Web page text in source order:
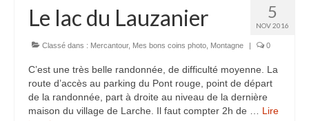
Chartreuse
Haut-Languedoc
Jura
Mercantour
5
NOV 2016
Le lac du Lauzanier
Classé dans : Mercantour, Mes bons coins photo Montagne | 0
C’est une très belle randonnée, de difficulté moyenne. La
route d’accès au parking du Pont rouge, point de départ
de la randonnée, part à droite au niveau de la dernière
maison du village de Larche. Il faut compter 2h de … Lire